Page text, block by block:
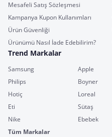
Mesafeli Satış Sözleşmesi
Kampanya Kupon Kullanımları
Ürün Güvenliği
Ürünümü Nasıl İade Edebilirim?
Trend Markalar
Samsung Apple
Philips
Boyner
Hotiç
Loreal
Eti
Sütaş
Nike
Ebebek
Tüm Markalar